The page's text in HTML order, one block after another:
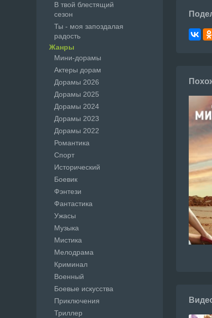
В твой блестящий
сезон
Ты - моя запоздалая
радость
Жанры
Мини-дорамы
Актеры дорам
Дорамы 2026
Дорамы 2025
Дорамы 2024
Дорамы 2023
Дорамы 2022
Романтика
Спорт
Исторический
Боевик
Фэнтези
Фантастика
Ужасы
Музыка
Мистика
Мелодрама
Криминал
Военный
Боевые искусства
Приключения
Триллер